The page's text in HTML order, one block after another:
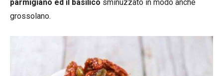
parmigiano ed il basilico sminuzzato in modo anche
grossolano.